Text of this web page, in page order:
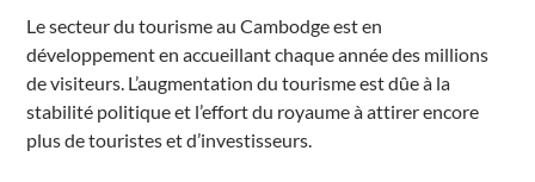
Le secteur du tourisme au Cambodge est en
développement en accueillant chaque année des millions
de visiteurs. L’augmentation du tourisme est dûe à la
stabilité politique et l’effort du royaume à attirer encore
plus de touristes et d’investisseurs.